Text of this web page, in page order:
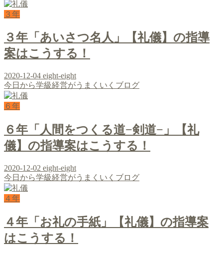
３年
３年「あいさつ名人」【礼儀】の指導
案はこうする！
2020-12-04 eight-eight
今日から学級経営がうまくいくブログ
６年
６年「人間をつくる道−剣道−」【礼
儀】の指導案はこうする！
2020-12-02 eight-eight
今日から学級経営がうまくいくブログ
４年
４年「お礼の手紙」【礼儀】の指導案
はこうする！